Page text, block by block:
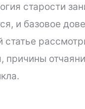
старости
и базовое
статье
причины